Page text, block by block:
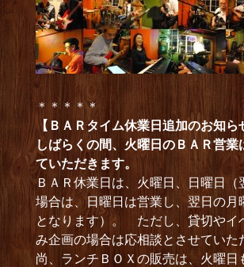
＊＊＊＊＊
【ＢＡＲタイム休業日追加のお知ら
しばらくの間、火曜日のＢＡＲ営業
ていただきます。
ＢＡＲ休業日は、火曜日、日曜日（
場合は、日曜日は営業し、翌日の月
となります）。 ただし、貸切やイ
み企画の場合は応相談とさせていた
尚、ランチＢＯＸの販売は、火曜日